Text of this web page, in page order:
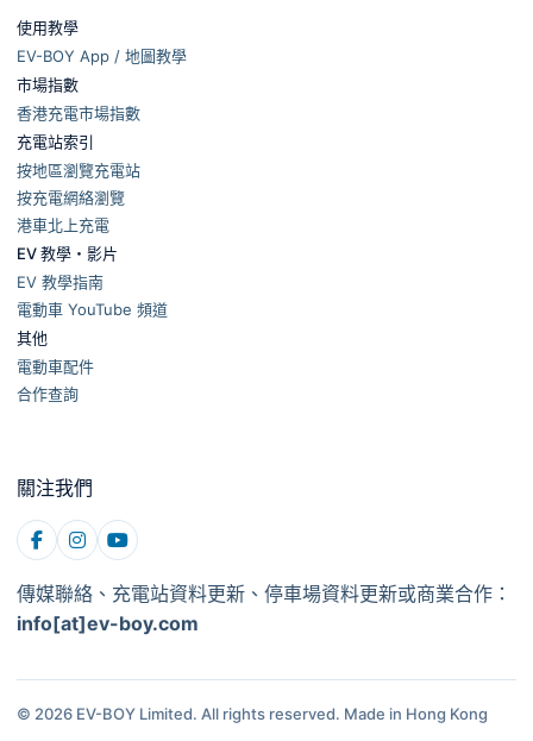
使用教學
EV-BOY App / 地圖教學
市場指數
香港充電市場指數
充電站索引
按地區瀏覽充電站
按充電網絡瀏覽
港車北上充電
EV 教學・影片
EV 教學指南
電動車 YouTube 頻道
其他
電動車配件
合作查詢
關注我們
傳媒聯絡、充電站資料更新、停車場資料更新或商業合作：
info[at]ev-boy.com
© 2026 EV-BOY Limited. All rights reserved. Made in Hong Kong